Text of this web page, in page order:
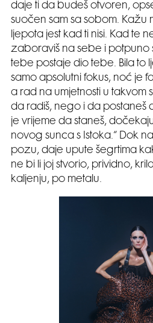
daje ti da budeš otvoren,
suočen sam sa sobom. Kažu
ljepota jest kad ti nisi. Kad te
zaboraviš na sebe i potpuno
tebe postaje dio tebe. Bila to
samo apsolutni fokus, noć je
a rad na umjetnosti u takvom
da radiš, nego i da postaneš
je vrijeme da staneš,
novog sunca s Istoka.“ Dok
pozu, daje upute šegrtima
ne bi li joj stvorio, prividno,
kaljenju, po metalu.